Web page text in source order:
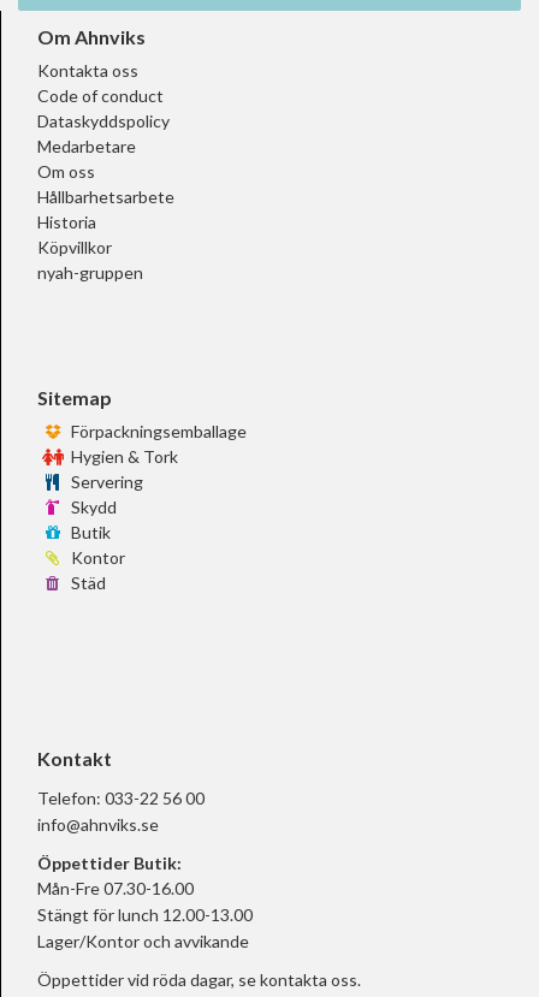
Om Ahnviks
Kontakta oss
Code of conduct
Dataskyddspolicy
Medarbetare
Om oss
Hållbarhetsarbete
Historia
Köpvillkor
nyah-gruppen
Sitemap
Förpackningsemballage
Hygien & Tork
Servering
Skydd
Butik
Kontor
Städ
Kontakt
Telefon: 033-22 56 00
info@ahnviks.se
Öppettider Butik:
Mån-Fre 07.30-16.00
Stängt för lunch 12.00-13.00
Lager/Kontor och avvikande
Öppettider vid röda dagar, sekontakta oss.